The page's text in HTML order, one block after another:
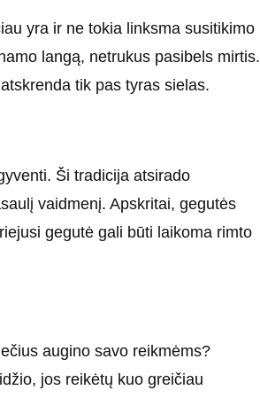
yra ir ne tokia linksma susitikimo
langą, netrukus pasibels mirtis.
tik pas tyras sielas.
Ši tradicija atsirado
vaidmenį. Apskritai, gegutės
gegutė gali būti laikoma rimto
augino savo reikmėms?
jos reikėtų kuo greičiau